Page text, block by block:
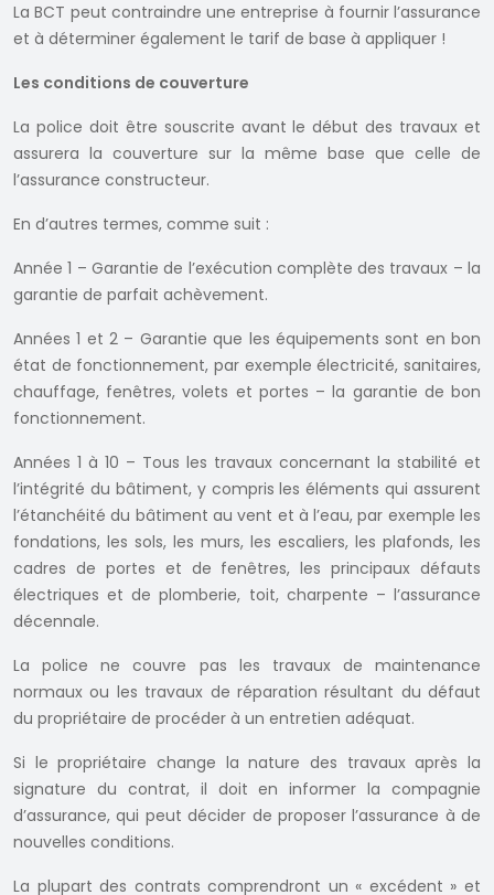
La BCT peut contraindre une entreprise à fournir l’assurance
et à déterminer également le tarif de base à appliquer !
Les conditions de couverture
La police doit être souscrite avant le début des travaux et
assurera la couverture sur la même base que celle de
l’assurance constructeur.
En d’autres termes, comme suit :
Année 1 – Garantie de l’exécution complète des travaux – la
garantie de parfait achèvement.
Années 1 et 2 – Garantie que les équipements sont en bon
état de fonctionnement, par exemple électricité, sanitaires,
chauffage, fenêtres, volets et portes – la garantie de bon
fonctionnement.
Années 1 à 10 – Tous les travaux concernant la stabilité et
l’intégrité du bâtiment, y compris les éléments qui assurent
l’étanchéité du bâtiment au vent et à l’eau, par exemple les
fondations, les sols, les murs, les escaliers, les plafonds, les
cadres de portes et de fenêtres, les principaux défauts
électriques et de plomberie, toit, charpente – l’assurance
décennale.
La police ne couvre pas les travaux de maintenance
normaux ou les travaux de réparation résultant du défaut
du propriétaire de procéder à un entretien adéquat.
Si le propriétaire change la nature des travaux après la
signature du contrat, il doit en informer la compagnie
d’assurance, qui peut décider de proposer l’assurance à de
nouvelles conditions.
La plupart des contrats comprendront un « excédent » et